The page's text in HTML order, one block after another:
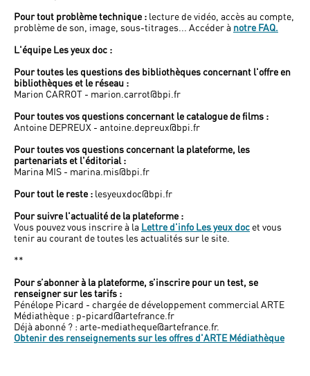
Pour tout problème technique : lecture de vidéo, accès au compte,
problème de son, image, sous-titrages... Accéder à notre FAQ.
L'équipe Les yeux doc :
Pour toutes les questions des bibliothèques concernant l'offre en
bibliothèques et le réseau :
Marion CARROT - marion.carrot@bpi.fr
Pour toutes vos questions concernant le catalogue de films :
Antoine DEPREUX - antoine.depreux@bpi.fr
Pour toutes vos questions concernant la plateforme, les
partenariats et l'éditorial :
Marina MIS - marina.mis@bpi.fr
Pour tout le reste : lesyeuxdoc@bpi.fr
Pour suivre l'actualité de la plateforme :
Vous pouvez vous inscrire à la Lettre d'info Les yeux doc et vous
tenir au courant de toutes les actualités sur le site.
**
Pour s’abonner à la plateforme, s’inscrire pour un test, se
renseigner sur les tarifs :
Pénélope Picard - chargée de développement commercial ARTE
Médiathèque : p-picard@artefrance.fr
Déjà abonné ? : arte-mediatheque@artefrance.fr.
Obtenir des renseignements sur les offres d'ARTE Médiathèque